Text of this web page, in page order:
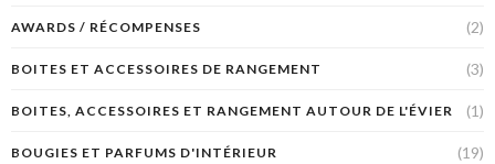
AWARDS / RÉCOMPENSES (2)
BOITES ET ACCESSOIRES DE RANGEMENT (3)
BOITES, ACCESSOIRES ET RANGEMENT AUTOUR DE L'ÉVIER (1)
BOUGIES ET PARFUMS D'INTÉRIEUR (19)